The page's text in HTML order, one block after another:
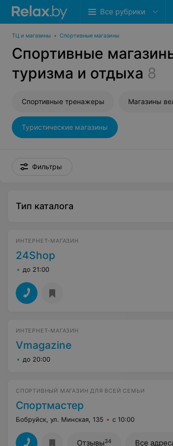
Все рубрики
ТЦ и магазины • Спортивные магазины
Спортивные
туризма и отдыха 8
Спортивные тренажеры Магазины
Туристические магазины
Фильтры
Тип каталога
ИНТЕРНЕТ-МАГАЗИН
24Shop
до 21:00
ИНТЕРНЕТ-МАГАЗИН
Vmagazine
до 20:00
СПОРТИВНЫЙ МАГАЗИН ДЛЯ ВСЕЙ СЕМЬИ
Спортмастер
Бобруйск, ул. Минская, 135 с 10:00
Отзывы34 Все